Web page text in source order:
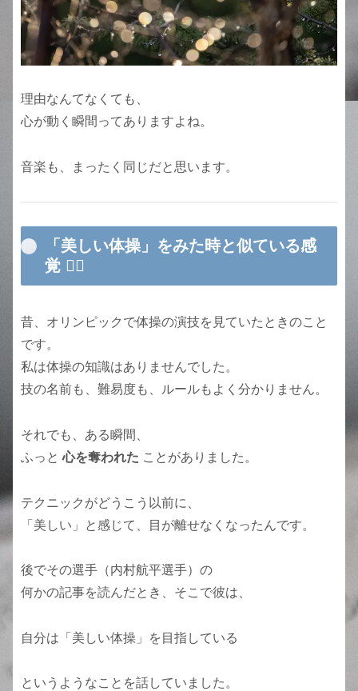
理由なんてなくても、
心が動く瞬間ってありますよね。
音楽も、まったく同じだと思います。
「美しい体操」をみた時と似ている感
覚 🤸‍♂️
昔、オリンピックで体操の演技を見ていたときのこと
です。
私は体操の知識はありませんでした。
技の名前も、難易度も、ルールもよく分かりません。
それでも、ある瞬間、
ふっと心を奪われた ことがありました。
テクニックがどうこう以前に、
「美しい」と感じて、目が離せなくなったんです。
後でその選手（内村航平選手）の
何かの記事を読んだとき、そこで彼は、
自分は「美しい体操」を目指している
というようなことを話していました。